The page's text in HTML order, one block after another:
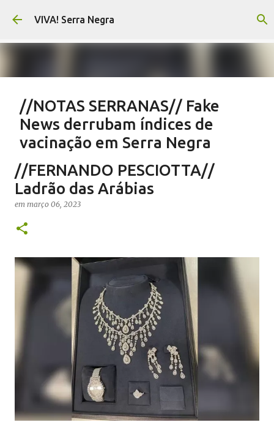
Pular para o conteúdo principal
VIVA! Serra Negra
//NOTAS SERRANAS// Fake
News derrubam índices de
vacinação em Serra Negra
SALETE SILVA SAÚDE SERRA NEGRA VACINAÇÃO SERRA NEGRA
//FERNANDO PESCIOTTA//
Ladrão das Arábias
em março 06, 2023